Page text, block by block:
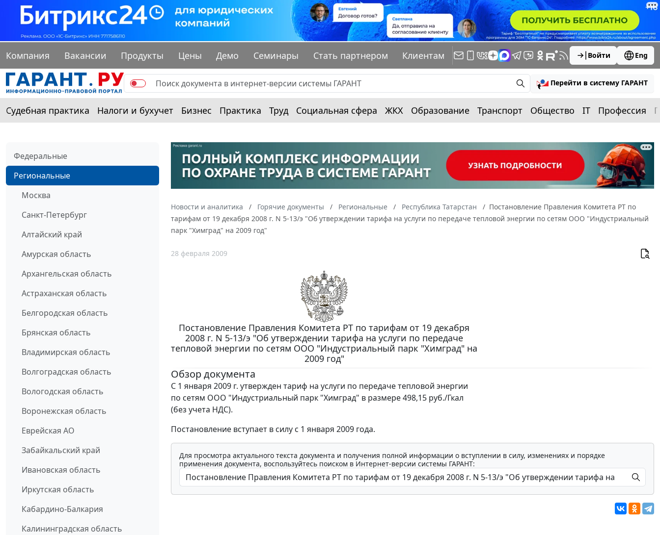
Компания Вакансии Продукты Цены Демо Семинары Стать партнером Клиентам Войти Eng
Перейти в систему ГАРАНТ
Судебная практика Налоги и бухучет Бизнес Практика Труд Социальная сфера ЖКХ Образование Транспорт Общество IT Профессия
Федеральные
Региональные
Москва
Санкт-Петербург
Алтайский край
Амурская область
Архангельская область
Астраханская область
Белгородская область
Брянская область
Владимирская область
Волгоградская область
Вологодская область
Воронежская область
Еврейская АО
Забайкальский край
Ивановская область
Иркутская область
Кабардино-Балкария
Калининградская область
Новости и аналитика Горячие документы Региональные Республика Татарстан
Постановление Правления Комитета РТ по
тарифам от 19 декабря 2008 г. N 5-13/э "Об утверждении тарифа на услуги по передаче тепловой энергии по сетям ООО "Индустриальный
парк "Химград" на 2009 год"
28 февраля 2009
Постановление Правления Комитета РТ по тарифам от 19 декабря
2008 г. N 5-13/э "Об утверждении тарифа на услуги по передаче
тепловой энергии по сетям ООО "Индустриальный парк "Химград" на
2009 год"
Обзор документа
С 1 января 2009 г. утвержден тариф на услуги по передаче тепловой энергии
по сетям ООО "Индустриальный парк "Химград" в размере 498,15 руб./Гкал
(без учета НДС).
Постановление вступает в силу с 1 января 2009 года.
Для просмотра актуального текста документа и получения полной информации о вступлении в силу, изменениях и порядке
применения документа, воспользуйтесь поиском в Интернет-версии системы ГАРАНТ: